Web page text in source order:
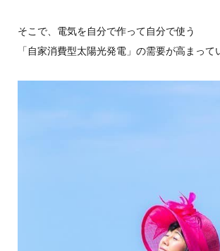
そこで、電気を自分で作って自分で使う
「自家消費型太陽光発電」の需要が高まって